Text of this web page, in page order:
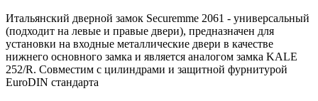
Итальянский дверной замок Securemme 2061 - универсальный
(подходит на левые и правые двери), предназначен для
установки на входные металлические двери в качестве
нижнего основного замка и является аналогом замка KALE
252/R. Совместим с цилиндрами и защитной фурнитурой
EuroDIN стандарта